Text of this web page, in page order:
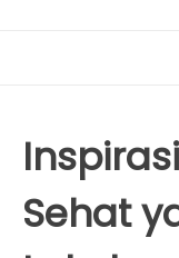
Sehat